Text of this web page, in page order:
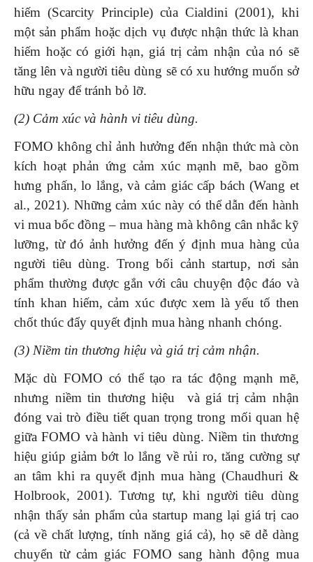
hiếm (Scarcity Principle) của Cialdini (2001), khi
một sản phẩm hoặc dịch vụ được nhận thức là khan
hiếm hoặc có giới hạn, giá trị cảm nhận của nó sẽ
tăng lên và người tiêu dùng sẽ có xu hướng muốn sở
hữu ngay để tránh bỏ lỡ.
(2) Cảm xúc và hành vi tiêu dùng.
FOMO không chỉ ảnh hưởng đến nhận thức mà còn
kích hoạt phản ứng cảm xúc mạnh mẽ, bao gồm
hưng phấn, lo lắng, và cảm giác cấp bách (Wang et
al., 2021). Những cảm xúc này có thể dẫn đến hành
vi mua bốc đồng – mua hàng mà không cân nhắc kỹ
lưỡng, từ đó ảnh hưởng đến ý định mua hàng của
người tiêu dùng. Trong bối cảnh startup, nơi sản
phẩm thường được gắn với câu chuyện độc đáo và
tính khan hiếm, cảm xúc được xem là yếu tố then
chốt thúc đẩy quyết định mua hàng nhanh chóng.
(3) Niềm tin thương hiệu và giá trị cảm nhận.
Mặc dù FOMO có thể tạo ra tác động mạnh mẽ,
nhưng niềm tin thương hiệu và giá trị cảm nhận
đóng vai trò điều tiết quan trọng trong mối quan hệ
giữa FOMO và hành vi tiêu dùng. Niềm tin thương
hiệu giúp giảm bớt lo lắng về rủi ro, tăng cường sự
an tâm khi ra quyết định mua hàng (Chaudhuri &
Holbrook, 2001). Tương tự, khi người tiêu dùng
nhận thấy sản phẩm của startup mang lại giá trị cao
(cả về chất lượng, tính năng giá cả), họ sẽ dễ dàng
chuyển từ cảm giác FOMO sang hành động mua